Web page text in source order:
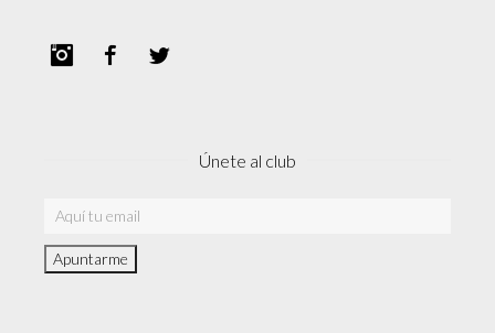
InstagramFacebook
Únete al club